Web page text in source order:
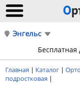
Энгельс
Бесплатная
Главная | Каталог |
подростковая |